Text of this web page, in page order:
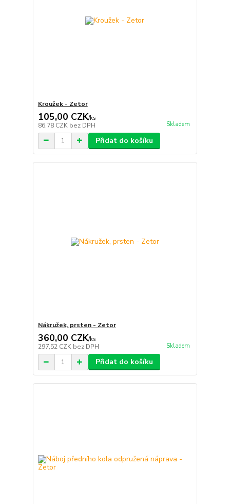
Kroužek - Zetor
105,00 CZK/ks
86,78 CZK bez DPH Skladem
Přidat do košíku
Nákružek, prsten - Zetor
360,00 CZK/ks
297,52 CZK bez DPH Skladem
Přidat do košíku